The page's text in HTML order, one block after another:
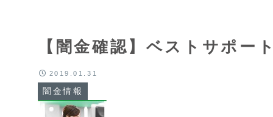
【闇金確認】ベストサポー
闇金情報
2019.01.31